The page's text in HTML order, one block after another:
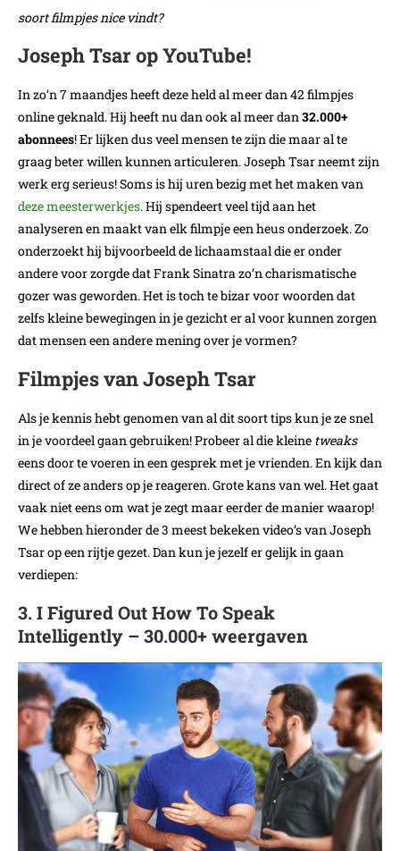
soort filmpjes nice vindt?
Joseph Tsar op YouTube!
In zo’n 7 maandjes heeft deze held al meer dan 42 filmpjes
online geknald. Hij heeft nu dan ook al meer dan32.000+
abonnees! Er lijken dus veel mensen te zijn die maar al te
graag beter willen kunnen articuleren. Joseph Tsar neemt zijn
werk erg serieus! Soms is hij uren bezig met het maken van
deze meesterwerkjes. Hij spendeert veel tijd aan het
analyseren en maakt van elk filmpje een heus onderzoek. Zo
onderzoekt hij bijvoorbeeld de lichaamstaal die er onder
andere voor zorgde dat Frank Sinatra zo’n charismatische
gozer was geworden. Het is toch te bizar voor woorden dat
zelfs kleine bewegingen in je gezicht er al voor kunnen zorgen
dat mensen een andere mening over je vormen?
Filmpjes van Joseph Tsar
Als je kennis hebt genomen van al dit soort tips kun je ze snel
in je voordeel gaan gebruiken! Probeer al die kleine tweaks
eens door te voeren in een gesprek met je vrienden. En kijk dan
direct of ze anders op je reageren. Grote kans van wel. Het gaat
vaak niet eens om wat je zegt maar eerder de manier waarop!
We hebben hieronder de 3 meest bekeken video’s van Joseph
Tsar op een rijtje gezet. Dan kun je jezelf er gelijk in gaan
verdiepen:
3. I Figured Out How To Speak
Intelligently – 30.000+ weergaven